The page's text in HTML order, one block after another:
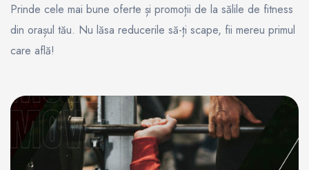
Prinde cele mai bune oferte și promoții de la sălile de fitness
din orașul tău. Nu lăsa reducerile să-ți scape, fii mereu primul
care află!